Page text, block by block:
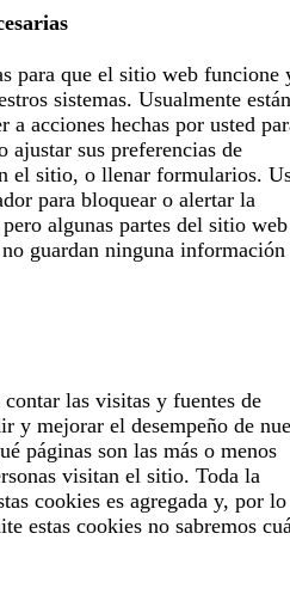
para que el sitio web funcione
sistemas. Usualmente están
a acciones hechas por usted
sus preferencias de
el sitio, o llenar formularios.
para bloquear o alertar la
algunas partes del sitio
guardan ninguna información
las visitas y fuentes de
y mejorar el desempeño de
páginas son las más o menos
visitan el sitio. Toda la
cookies es agregada y, por lo
estas cookies no sabremos